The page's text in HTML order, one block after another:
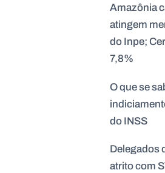
Amazônia
atingem
do Inpe;
7,8%
O que se
do INSS
Delegados
atrito com